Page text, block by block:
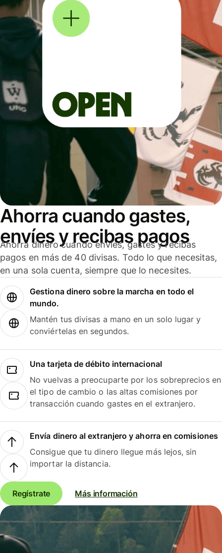
Ahorra cuando gastes,
envíes y recibas pagos
Ahorra dinero cuando envíes, gastes y recibas
pagos en más de 40 divisas. Todo lo que necesitas,
en una sola cuenta, siempre que lo necesites.
Gestiona dinero sobre la marcha en todo el
mundo.
Mantén tus divisas a mano en un solo lugar y
conviértelas en segundos.
Una tarjeta de débito internacional
No vuelvas a preocuparte por los sobreprecios en
el tipo de cambio o las altas comisiones por
transacción cuando gastes en el extranjero.
Envía dinero al extranjero y ahorra en comisiones
Consigue que tu dinero llegue más lejos, sin
importar la distancia.
Regístrate Más información